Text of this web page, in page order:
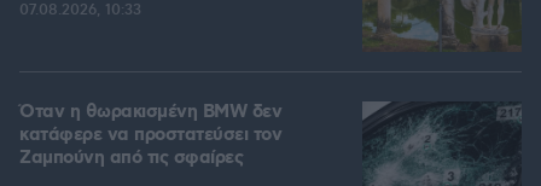
07.08.2026, 10:33
Όταν η θωρακισμένη BMW δεν
κατάφερε να προστατεύσει τον
Ζαμπούνη από τις σφαίρες